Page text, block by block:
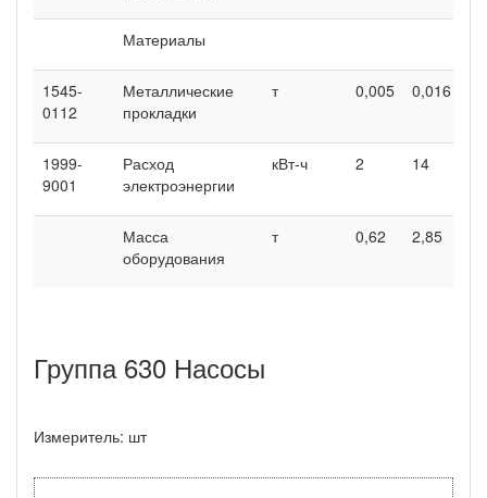
Материалы
1545-
0112
Металлические
прокладки
т 0,005 0,016
1999-
9001
Расход
электроэнергии
кВт-ч 2 14
Масса
оборудования
т 0,62 2,85
Группа 630 Насосы
Измеритель: шт